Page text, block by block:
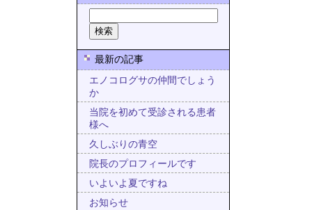
最新の記事
エノコログサの仲間でしょう
か
当院を初めて受診される患者
様へ
久しぶりの青空
院長のプロフィールです
いよいよ夏ですね
お知らせ